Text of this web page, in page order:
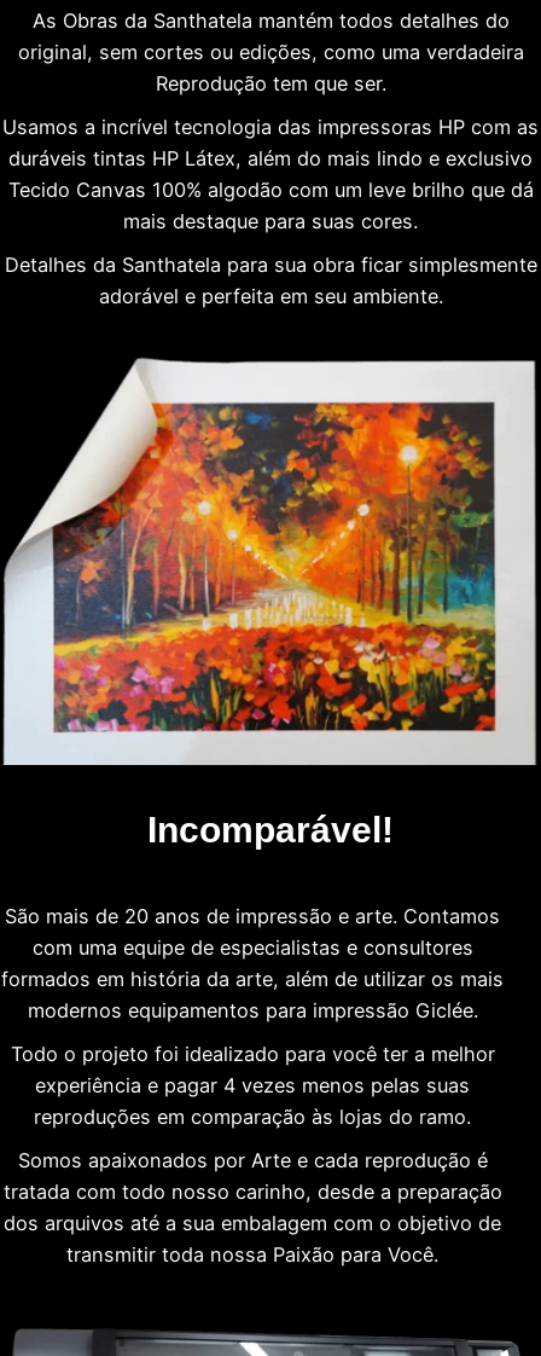
As Obras da Santhatela mantém todos detalhes do
original, sem cortes ou edições, como uma verdadeira
Reprodução tem que ser.
Usamos a incrível tecnologia das impressoras HP com as
duráveis tintas HP Látex, além do mais lindo e exclusivo
Tecido Canvas 100% algodão com um leve brilho que dá
mais destaque para suas cores.
Detalhes da Santhatela para sua obra ficar simplesmente
adorável e perfeita em seu ambiente.
Incomparável!
São mais de 20 anos de impressão e arte. Contamos
com uma equipe de especialistas e consultores
formados em história da arte, além de utilizar os mais
modernos equipamentos para impressão Giclée.
Todo o projeto foi idealizado para você ter a melhor
experiência e pagar 4 vezes menos pelas suas
reproduções em comparação às lojas do ramo.
Somos apaixonados por Arte e cada reprodução é
tratada com todo nosso carinho, desde a preparação
dos arquivos até a sua embalagem com o objetivo de
transmitir toda nossa Paixão para Você.